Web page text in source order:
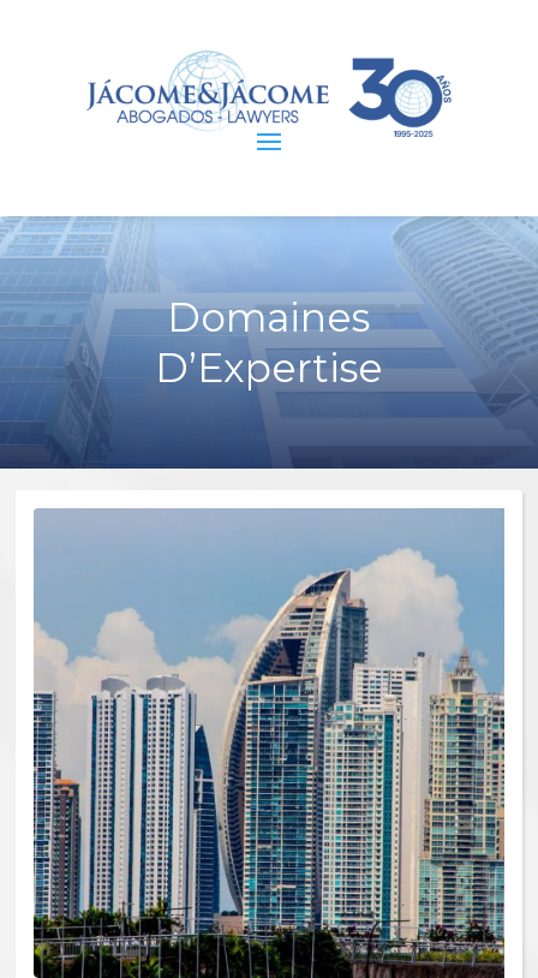
Domaines
D’Expertise